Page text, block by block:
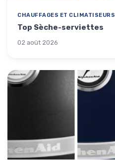
CHAUFFAGES ET CLIMATISEURS
Top Sèche-serviettes
02 août 2026